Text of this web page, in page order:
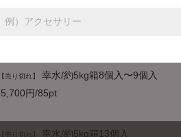
【売り切れ】
幸水/約5kg箱8個入〜9個入
5,700円/85pt
【売り切れ】
幸水/約5kg箱13個入